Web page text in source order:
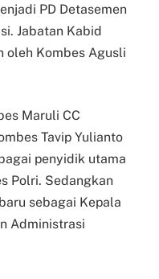
PD Detasemen
Jabatan Kabid
oleh Kombes Agusli
Maruli CC
Tavip Yulianto
penyidik utama
Polri. Sedangkan
sebagai Kepala
Administrasi